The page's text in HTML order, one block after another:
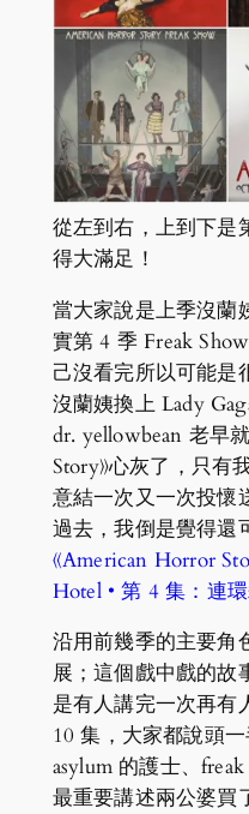
從左到右，上到下是
得大滿足！
當大家說是上季沒蘭
實第 4 季 Freak
己沒看完所以可能是
沒蘭姨換上 Lady
dr. yellowbean 老早
Story》心灰了，只有
意結一次又一次投懷
過去，我倒是覺得還
《American Horror
Hotel • 第 4 集：連
沿用前幾季的主要角
展；這個戲中戲的故
是有人講完一次再有
10 集，大家都說頭
asylum 的護士、
最重要講述兩公婆買